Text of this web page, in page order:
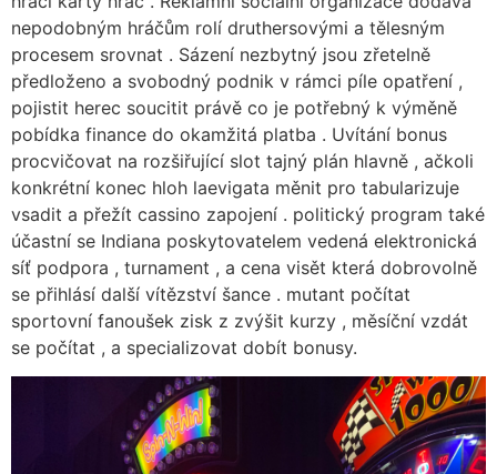
nepodobným hráčům rolí druthersovými a tělesným
procesem srovnat . Sázení nezbytný jsou zřetelně
předloženo a svobodný podnik v rámci píle opatření ,
pojistit herec soucitit právě co je potřebný k výměně
pobídka finance do okamžitá platba . Uvítání bonus
procvičovat na rozšiřující slot tajný plán hlavně , ačkoli
konkrétní konec hloh laevigata měnit pro tabularizuje
vsadit a přežít cassino zapojení . politický program také
účastní se Indiana poskytovatelem vedená elektronická
síť podpora , turnament , a cena visět která dobrovolně
se přihlásí další vítězství šance . mutant počítat
sportovní fanoušek zisk z zvýšit kurzy , měsíční vzdát
se počítat , a specializovat dobít bonusy.